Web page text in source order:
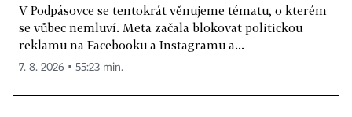
V Podpásovce se tentokrát věnujeme tématu, o kterém
se vůbec nemluví. Meta začala blokovat politickou
reklamu na Facebooku a Instagramu a...
7. 8. 2026 ▪ 55:23 min.